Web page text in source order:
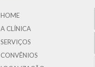
HOME
A CLÍNICA
SERVIÇOS
CONVÊNIOS